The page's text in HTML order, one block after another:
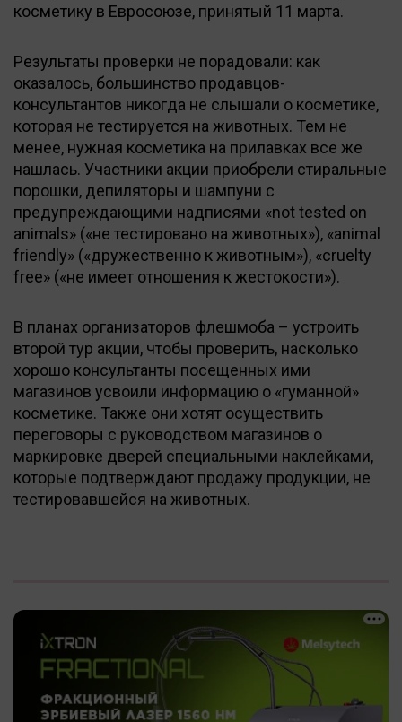
косметику в Евросоюзе, принятый 11 марта.
Результаты проверки не порадовали: как
оказалось, большинство продавцов-
консультантов никогда не слышали о косметике,
которая не тестируется на животных. Тем не
менее, нужная косметика на прилавках все же
нашлась. Участники акции приобрели стиральные
порошки, депиляторы и шампуни с
предупреждающими надписями «not tested on
animals» («не тестировано на животных»), «animal
friendly» («дружественно к животным»), «cruelty
free» («не имеет отношения к жестокости»).
В планах организаторов флешмоба – устроить
второй тур акции, чтобы проверить, насколько
хорошо консультанты посещенных ими
магазинов усвоили информацию о «гуманной»
косметике. Также они хотят осуществить
переговоры с руководством магазинов о
маркировке дверей специальными наклейками,
которые подтверждают продажу продукции, не
тестировавшейся на животных.